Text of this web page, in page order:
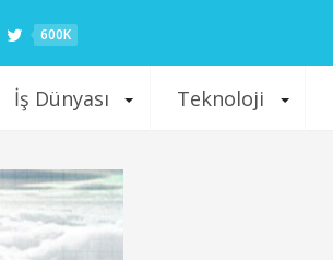
600K
İş Dünyası Teknoloji